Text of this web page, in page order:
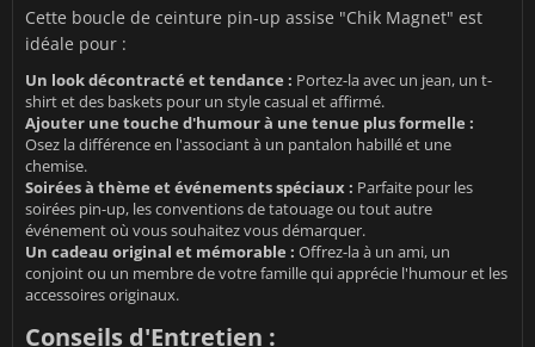
Cette boucle de ceinture pin-up assise "Chik Magnet" est
idéale pour :
Un look décontracté et tendance : Portez-la avec un jean, un t-
shirt et des baskets pour un style casual et affirmé.
Ajouter une touche d'humour à une tenue plus formelle :
Osez la différence en l'associant à un pantalon habillé et une
chemise.
Soirées à thème et événements spéciaux : Parfaite pour les
soirées pin-up, les conventions de tatouage ou tout autre
événement où vous souhaitez vous démarquer.
Un cadeau original et mémorable : Offrez-la à un ami, un
conjoint ou un membre de votre famille qui apprécie l'humour et les
accessoires originaux.
Conseils d'Entretien :